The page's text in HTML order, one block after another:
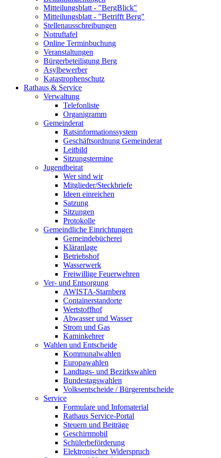
Mitteilungsblatt - "BergBlick"
Mitteilungsblatt - "Betrifft Berg"
Stellenausschreibungen
Notruftafel
Online Terminbuchung
Veranstaltungen
Bürgerbeteiligung Berg
Asylbewerber
Katastrophenschutz
Rathaus & Service
Verwaltung
Telefonliste
Organigramm
Gemeinderat
Ratsinformationssystem
Geschäftsordnung Gemeinderat
Leitbild
Sitzungstermine
Jugendbeirat
Wer sind wir
Mitglieder/Steckbriefe
Ideen einreichen
Satzung
Sitzungen
Protokolle
Gemeindliche Einrichtungen
Gemeindebücherei
Kläranlage
Betriebshof
Wasserwerk
Freiwillige Feuerwehren
Ver- und Entsorgung
AWISTA-Starnberg
Containerstandorte
Wertstoffhof
Abwasser und Wasser
Strom und Gas
Kaminkehrer
Wahlen und Entscheide
Kommunalwahlen
Europawahlen
Landtags- und Bezirkswahlen
Bundestagswahlen
Volksentscheide / Bürgerentscheide
Service
Formulare und Infomaterial
Rathaus Service-Portal
Steuern und Beiträge
Geschirrmobil
Schülerbeförderung
Elektronischer Widerspruch